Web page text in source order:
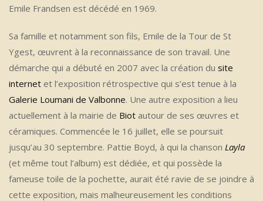
Emile Frandsen est décédé en 1969.
Sa famille et notamment son fils, Emile de la Tour de St
Ygest, œuvrent à la reconnaissance de son travail. Une
démarche qui a débuté en 2007 avec la création du site
internet et l’exposition rétrospective qui s’est tenue à la
Galerie Loumani de Valbonne. Une autre exposition a lieu
actuellement à la mairie de Biot autour de ses œuvres et
céramiques. Commencée le 16 juillet, elle se poursuit
jusqu’au 30 septembre. Pattie Boyd, à qui la chanson Layla
(et même tout l’album) est dédiée, et qui possède la
fameuse toile de la pochette, aurait été ravie de se joindre à
cette exposition, mais malheureusement les conditions